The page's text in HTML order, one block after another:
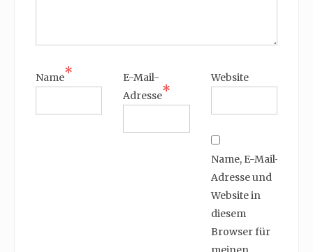
Name*
E-Mail-
Adresse*
Website
Name, E-Mail-
Adresse und
Website in
diesem
Browser für